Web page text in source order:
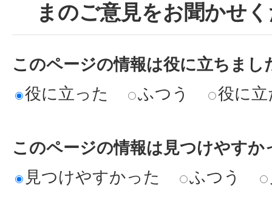
まのご意見をお聞かせ
このページの情報は役に立ちまし
役に立った
ふつう 役に
このページの情報は見つけやすか
見つけやすかった
ふつう